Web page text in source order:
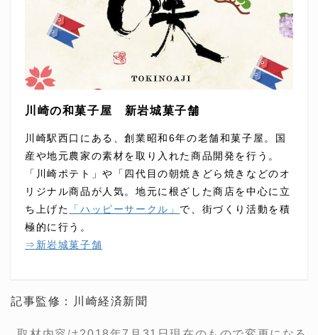
川崎の和菓子屋 新岩城菓子舗
川崎駅西口にある、創業昭和6年の老舗和菓子屋。国
産や地元農家の素材を取り入れた商品開発を行う。
「川崎ポテト」や「四代目の朝焼きどら焼きなどのオ
リジナル商品が人気。地元に根ざした商店を中心に立
ち上げた
「ハッピーサークル」 で、街づくり活動を積
極的に行う。
⇒新岩城菓子舗
記事監修：川崎経済新聞